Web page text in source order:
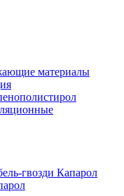
материалы
гвозди Капарол